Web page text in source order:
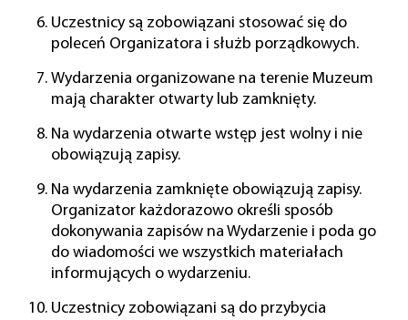
Uczestnicy są zobowiązani stosować się do
poleceń Organizatora i służb porządkowych.
Wydarzenia organizowane na terenie Muzeum
mają charakter otwarty lub zamknięty.
Na wydarzenia otwarte wstęp jest wolny i nie
obowiązują zapisy.
Na wydarzenia zamknięte obowiązują zapisy.
Organizator każdorazowo określi sposób
dokonywania zapisów na Wydarzenie i poda go
do wiadomości we wszystkich materiałach
informujących o wydarzeniu.
Uczestnicy zobowiązani są do przybycia